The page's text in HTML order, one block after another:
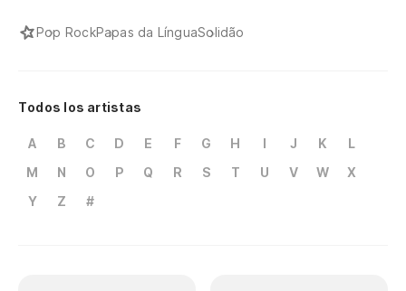
Pop RockPapas da LínguaSolidão
Todos los artistas
A B C D E F G H I J K
L
M
N O P Q R S T U V W
X
Y
Z #